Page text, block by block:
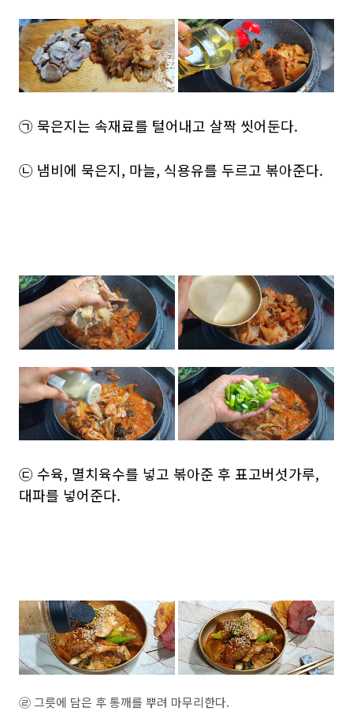
㉠ 묵은지는 속재료를 털어내고 살짝 씻어둔다.
㉡ 냄비에 묵은지, 마늘, 식용유를 두르고 볶아준다.
㉢ 수육, 멸치육수를 넣고 볶아준 후 표고버섯가루,
대파를 넣어준다.
㉣ 그릇에 담은 후 통깨를 뿌려 마무리한다.